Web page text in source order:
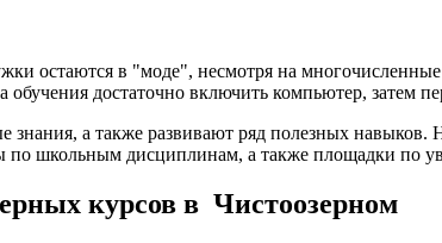
остаются в "моде", несмотря на
обучения достаточно включить компьютер, затем
знания, а также развивают ряд полезных
по школьным дисциплинам, а также площадки по
курсов в Чистоозерном